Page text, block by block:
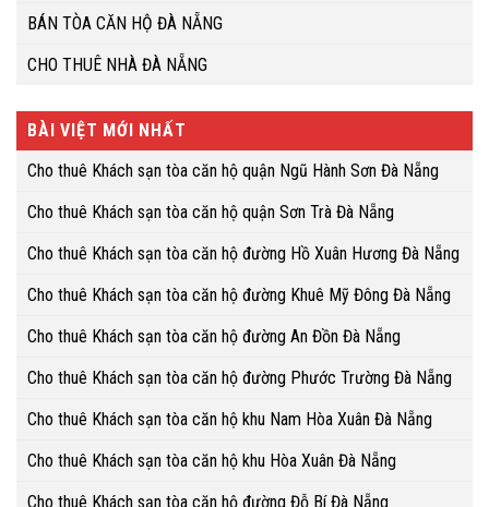
BÁN TÒA CĂN HỘ ĐÀ NẴNG
CHO THUÊ NHÀ ĐÀ NẴNG
BÀI VIỆT MỚI NHẤT
Cho thuê Khách sạn tòa căn hộ quận Ngũ Hành Sơn Đà Nẵng
Cho thuê Khách sạn tòa căn hộ quận Sơn Trà Đà Nẵng
Cho thuê Khách sạn tòa căn hộ đường Hồ Xuân Hương Đà Nẵng
Cho thuê Khách sạn tòa căn hộ đường Khuê Mỹ Đông Đà Nẵng
Cho thuê Khách sạn tòa căn hộ đường An Đồn Đà Nẵng
Cho thuê Khách sạn tòa căn hộ đường Phước Trường Đà Nẵng
Cho thuê Khách sạn tòa căn hộ khu Nam Hòa Xuân Đà Nẵng
Cho thuê Khách sạn tòa căn hộ khu Hòa Xuân Đà Nẵng
Cho thuê Khách sạn tòa căn hộ đường Đỗ Bí Đà Nẵng